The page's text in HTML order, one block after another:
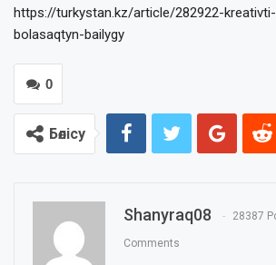
https://turkystan.kz/article/282922-
bolasaqtyn-bailygy
0
Бөлісу
Shanyraq08 28387
Comments